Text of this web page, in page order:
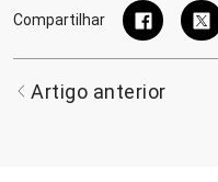
Compartilhar
Artigo anterior